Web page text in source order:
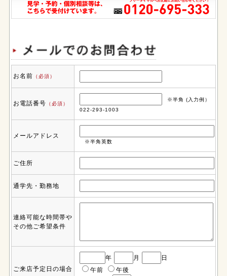
お名前 （必須）
お電話番号 （必須）
※半角 (入力例）
022-293-1003
メールアドレス
※半角英数
ご住所
通学先・勤務地
連絡可能な時間帯や
その他ご希望条件
ご来店予定日の場合
年 月
日
午前
午後